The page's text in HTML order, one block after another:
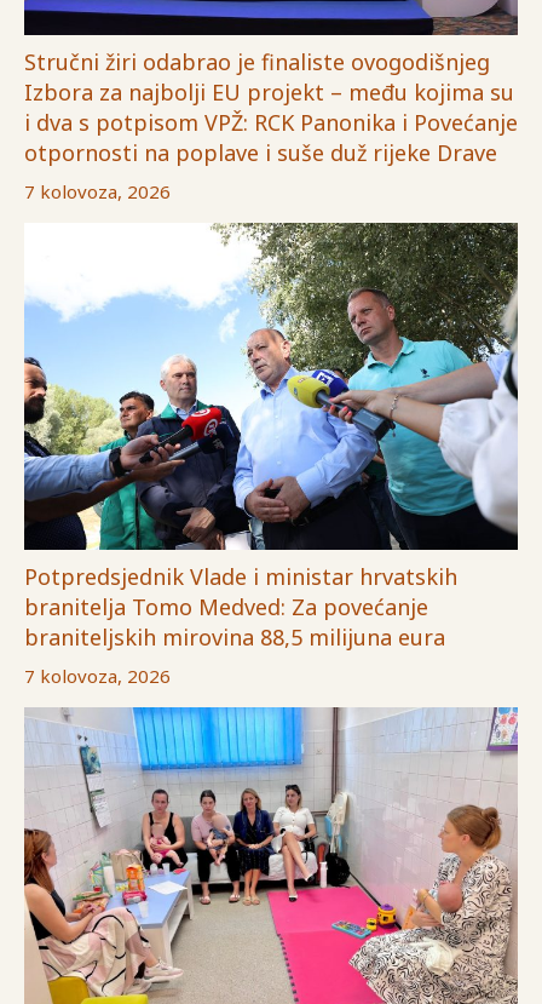
Stručni žiri odabrao je finaliste ovogodišnjeg
Izbora za najbolji EU projekt – među kojima su
i dva s potpisom VPŽ: RCK Panonika i Povećanje
otpornosti na poplave i suše duž rijeke Drave
7 kolovoza, 2026
Potpredsjednik Vlade i ministar hrvatskih
branitelja Tomo Medved: Za povećanje
braniteljskih mirovina 88,5 milijuna eura
7 kolovoza, 2026